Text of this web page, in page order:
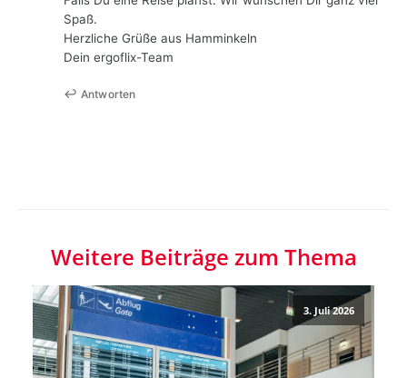
Spaß.
Herzliche Grüße aus Hamminkeln
Dein ergoflix-Team
Antworten
Weitere Beiträge zum Thema
3. Juli 2026